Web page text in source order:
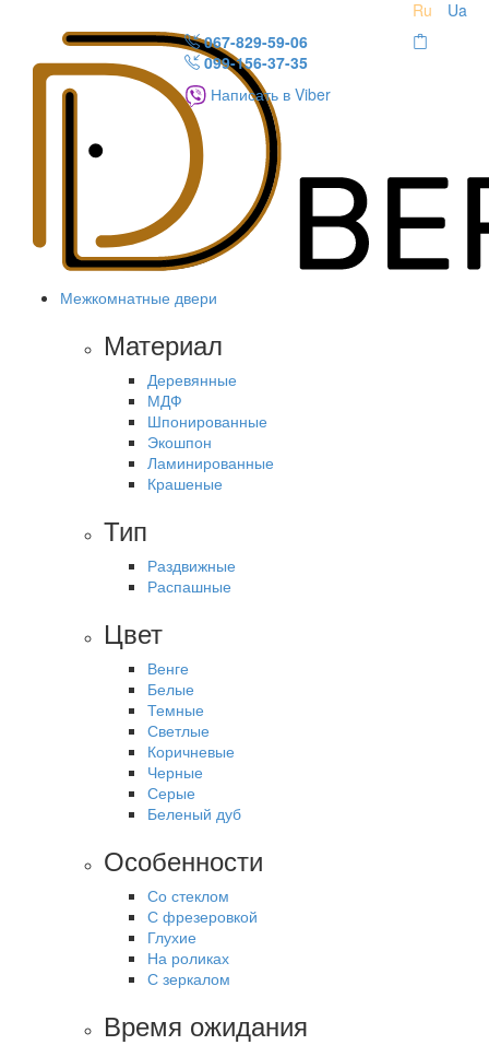
Ru
Ua
067-829-59-06
099-156-37-35
Написать в Viber
Межкомнатные двери
Материал
Деревянные
МДФ
Шпонированные
Экошпон
Ламинированные
Крашеные
Тип
Раздвижные
Распашные
Цвет
Венге
Белые
Темные
Светлые
Коричневые
Черные
Серые
Беленый дуб
Особенности
Со стеклом
С фрезеровкой
Глухие
На роликах
С зеркалом
Время ожидания